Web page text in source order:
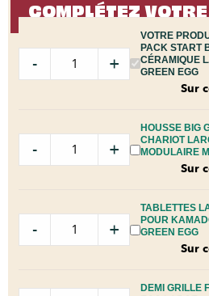
COMPLÉTEZ
VOTRE
PACK START
CÉRAMIQUE
GREEN EGG
Sur
- +
HOUSSE BIG
CHARIOT
MODULAIRE
Sur
- +
TABLETTES
POUR
GREEN EGG
Sur
- +
DEMI GRILLE